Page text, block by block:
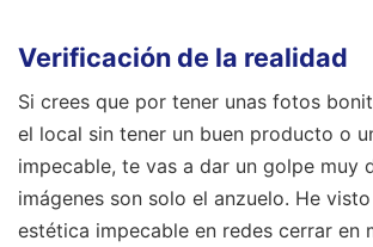
Verificación de la realidad
Si crees que por tener unas fotos
el local sin tener un buen producto o
impecable, te vas a dar un golpe muy
imágenes son solo el anzuelo. He
estética impecable en redes cerrar en